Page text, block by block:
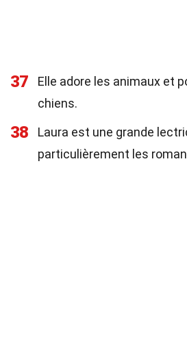
37
Elle adore les animaux et
chiens.
38
Laura est une grande
particulièrement les